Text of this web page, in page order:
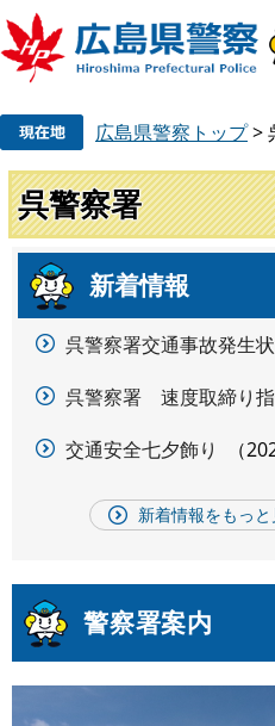
の
先
頭
ー
を
飛
広島県警察トップ>
呉警察署
本
文
新着情報
呉警察署交通事故発生
呉警察署 速度取締り
交通安全七夕飾り
新着情報をもっと
警察署案内